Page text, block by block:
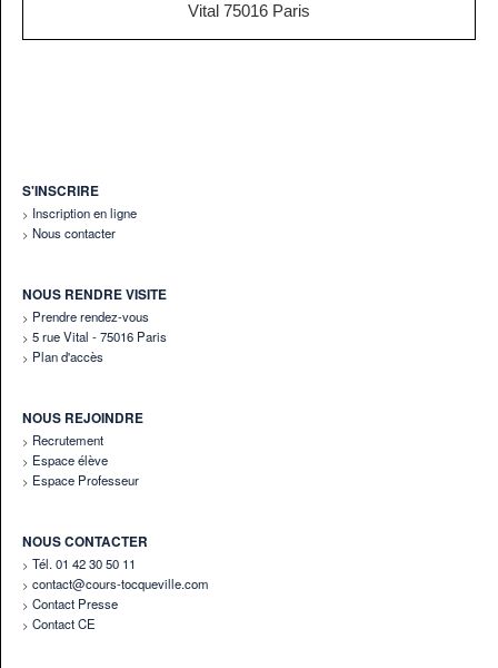
Vital 75016 Paris
S'INSCRIRE
Inscription en ligne
Nous contacter
NOUS RENDRE VISITE
Prendre rendez-vous
5 rue Vital - 75016 Paris
Plan d'accès
NOUS REJOINDRE
Recrutement
Espace élève
Espace Professeur
NOUS CONTACTER
Tél. 01 42 30 50 11
contact@cours-tocqueville.com
Contact Presse
Contact CE